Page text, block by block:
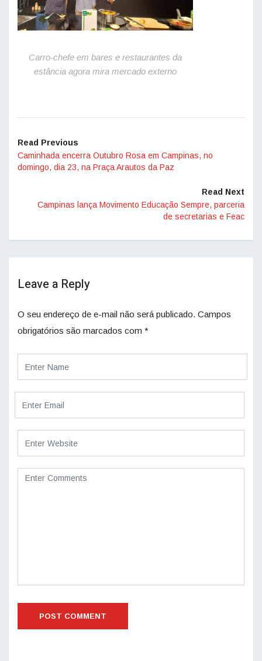
Carro-chefe em bares e restaurantes da
estância agora mira mercado externo
Read Previous
Caminhada encerra Outubro Rosa em Campinas, no
domingo, dia 23, na Praça Arautos da Paz
Read Next
Campinas lança Movimento Educação Sempre, parceria
de secretarias e Feac
Leave a Reply
O seu endereço de e-mail não será publicado. Campos
obrigatórios são marcados com *